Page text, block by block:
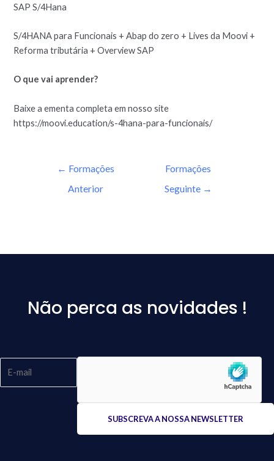
SAP S/4Hana
S/4HANA para Funcionais + Abap do zero + Lives da Moovi +
Reforma tributária + Overview SAP
O que vai aprender?
Baixe a ementa completa em nosso site
https://moovi.education/s-4hana-para-funcionais/
← Formações
Anterior
Formações
Seguinte →
Não perca as novidades !